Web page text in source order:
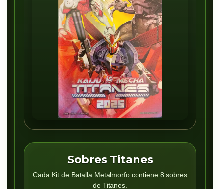
Sobres Titanes
Cada Kit de Batalla Metalmorfo contiene 8 sobres
de Titanes.